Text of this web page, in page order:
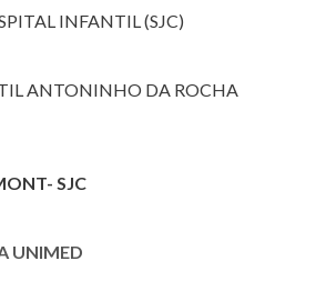
INFANTIL (SJC)
ANTONINHO DA ROCHA
SJC
UNIMED